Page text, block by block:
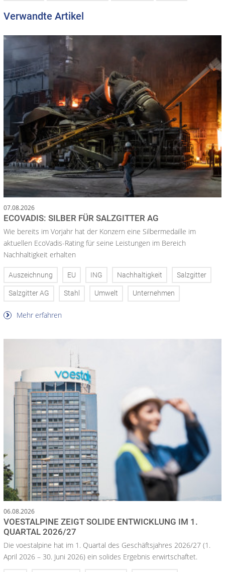
Verwandte Artikel
07.08.2026
ECOVADIS: SILBER FÜR SALZGITTER AG
Wie bereits im Vorjahr hat der Konzern eine Silbermedaille im
aktuellen EcoVadis-Rating für seine Leistungen im Bereich
Nachhaltigkeit erhalten
Auszeichnung EU ING Nachhaltigkeit Salzgitter
Salzgitter AG Stahl Umwelt Unternehmen
Mehr erfahren
06.08.2026
VOESTALPINE ZEIGT SOLIDE ENTWICKLUNG IM 1.
QUARTAL 2026/27
Die voestalpine hat im 1. Quartal des Geschäftsjahres 2026/27 (1.
April 2026 – 30. Juni 2026) ein solides Ergebnis erwirtschaftet.